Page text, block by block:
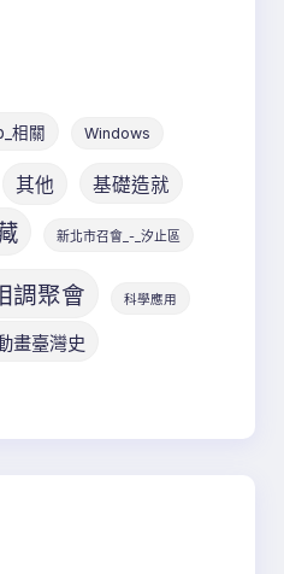
相關 Windows
其他 基礎造就
新北市召會_-_汐止區
調聚會 科學應用
畫臺灣史